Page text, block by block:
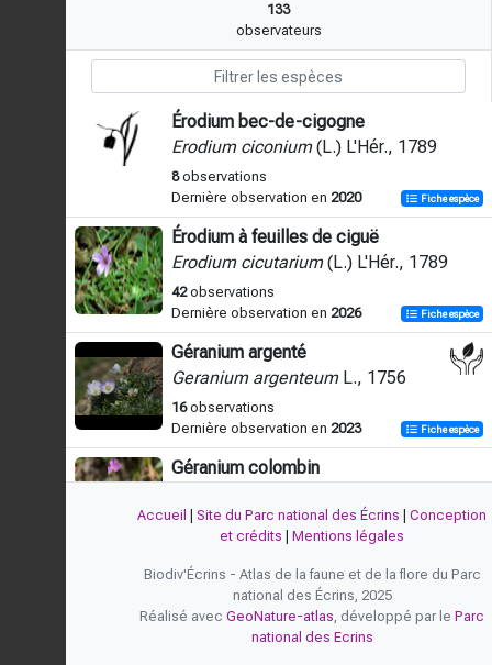
133
observateurs
Érodium bec-de-cigogne
Erodium ciconium(L.) L'Hér., 1789
8observations
Dernière observation en 2020 Fiche espèce
Érodium à feuilles de ciguë
Erodium cicutarium(L.) L'Hér., 1789
42observations
Dernière observation en 2026 Fiche espèce
Géranium argenté
Geranium argenteumL., 1756
16observations
Dernière observation en 2023 Fiche espèce
Géranium colombin
9observations
Dernière observation en2026
Géranium luisant
Geranium lucidumL., 1753
observation
Accueil Site du Parc national des Écrins
Conception
et crédits
Mentions légales
Biodiv'Écrins - Atlas de la faune et de la flore du Parc
national des Écrins, 2025
Réalisé avec GeoNature-atlas, développé par le Parc
national des Ecrins